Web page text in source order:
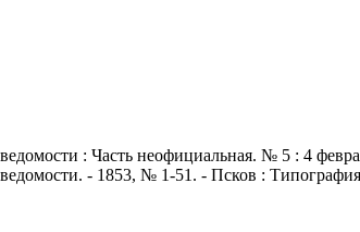
: Часть неофициальная. № 5 : 4
- 1853, № 1-51. - Псков :